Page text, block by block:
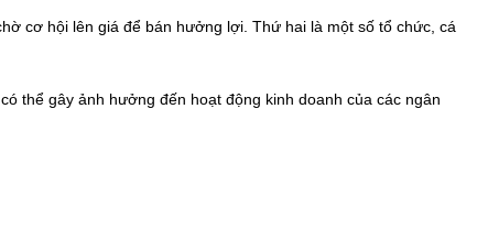
cơ hội lên giá để bán hưởng lợi. Thứ hai là một số tổ chức, cá
thể gây ảnh hưởng đến hoạt động kinh doanh của các ngân